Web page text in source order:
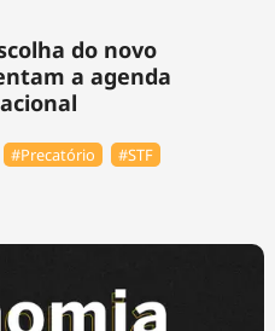
do novo
a agenda
#Precatório #STF